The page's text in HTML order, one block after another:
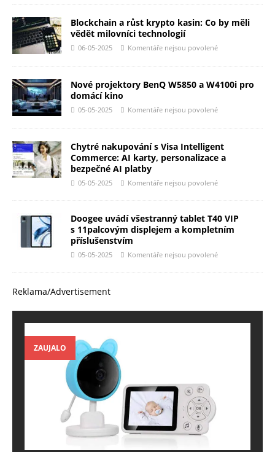
Blockchain a růst krypto kasin: Co by měli
vědět milovníci technologií
06-05-2025 Komentáře nejsou povolené
Nové projektory BenQ W5850 a W4100i pro
domácí kino
05-05-2025 Komentáře nejsou povolené
Chytré nakupování s Visa Intelligent
Commerce: AI karty, personalizace a
bezpečné AI platby
05-05-2025 Komentáře nejsou povolené
Doogee uvádí všestranný tablet T40 VIP
s 11palcovým displejem a kompletním
příslušenstvím
05-05-2025 Komentáře nejsou povolené
Reklama/Advertisement
ZAUJALO